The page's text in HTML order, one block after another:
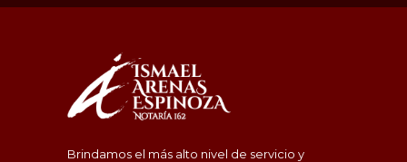
Brindamos el más alto nivel de servicio y